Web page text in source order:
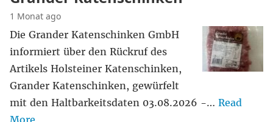
1 Monat ago
Die Grander Katenschinken GmbH
informiert über den Rückruf des
Artikels Holsteiner Katenschinken,
Grander Katenschinken, gewürfelt
mit den Haltbarkeitsdaten 03.08.2026 -… Read
More